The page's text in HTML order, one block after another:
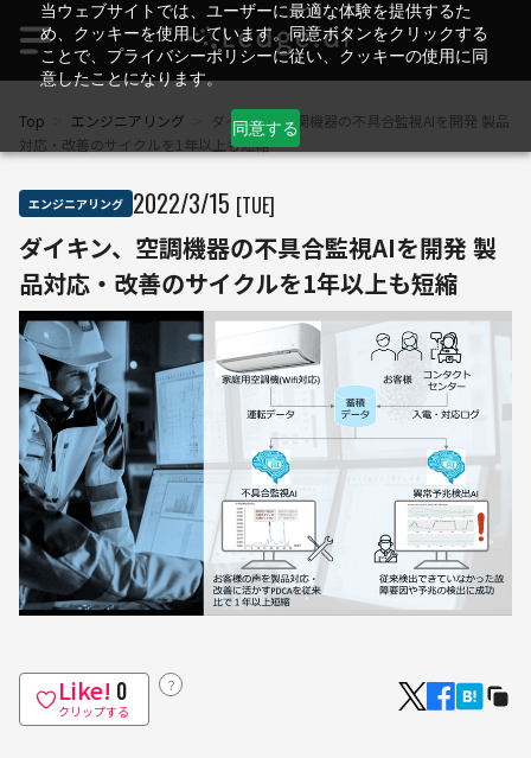
当ウェブサイトでは、ユーザーに最適な体験を提供するた
め、クッキーを使用しています。同意ボタンをクリックする
ことで、プライバシーポリシーに従い、クッキーの使用に同
意したことになります。
同意する
Top エンジニアリング
ダイキン、空調機器の不具合監視AIを開発 製品
対応・改善のサイクルを1年以上も短縮
エンジニアリング 2022/3/15 [TUE]
ダイキン、空調機器の不具合監視AIを開発 製
品対応・改善のサイクルを1年以上も短縮
Like! 0
クリップする
？